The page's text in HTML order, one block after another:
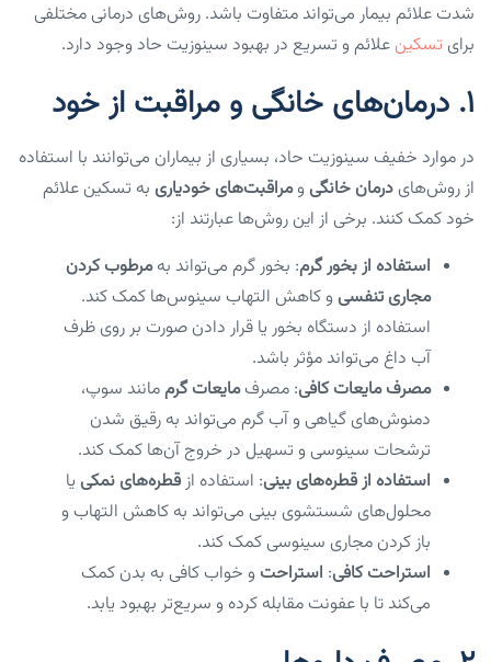
شدت علائم بیمار می‌تواند متفاوت باشد. روش‌های درمانی مختلفی
برای تسکین علائم و تسریع در بهبود سینوزیت حاد وجود دارد.
1. درمان‌های خانگی و مراقبت از خود
در موارد خفیف سینوزیت حاد، بسیاری از بیماران می‌توانند با استفاده
از روش‌های درمان خانگی ومراقبت‌های خودیاری به تسکین علائم
خود کمک کنند. برخی از این روش‌ها عبارتند از:
استفاده از بخور گرم: بخور گرم می‌تواند بهمرطوب کردن
مجاری تنفسی و کاهش التهاب سینوس‌ها کمک کند.
استفاده از دستگاه بخور یا قرار دادن صورت بر روی ظرف
آب داغ می‌تواند مؤثر باشد.
مصرف مایعات کافی: مصرفمایعات گرممانند سوپ،
دمنوش‌های گیاهی و آب گرم می‌تواند به رقیق شدن
ترشحات سینوسی و تسهیل در خروج آن‌ها کمک کند.
استفاده از قطره‌های بینی: استفاده ازقطره‌های نمکی یا
محلول‌های شستشوی بینی می‌تواند به کاهش التهاب و
باز کردن مجاری سینوسی کمک کند.
استراحت کافی: استراحت و خواب کافی به بدن کمک
می‌کند تا با عفونت مقابله کرده و سریع‌تر بهبود یابد.